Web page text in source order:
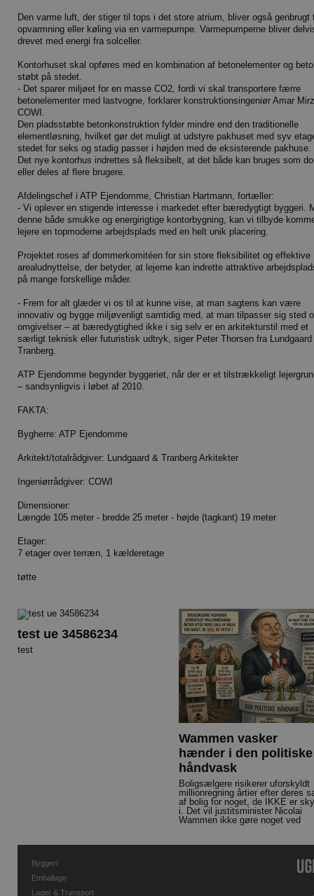
Den varme luft, der stiger til tops i det store atrium, bliver også genbrugt
opvarmning eller køling via en varmepumpe. Varmepumperne bliver
drevet med energi fra solceller.
Kontorhuset skal opføres med en kombination af betonelementer og
støbt på stedet.
- Det sparer miljøet for en masse CO2, fordi vi skal transportere færre
betonelementer med lastvogne, forklarer konstruktionsingeniør Amar
COWI.
Den pladsstøbte betonkonstruktion fylder mindre end den traditionelle
elementløsning, hvilket gør det muligt at udstyre pakhuset med syv
stedet for seks og stadig passer i højden med de eksisterende pakhuse.
Det nye kontorhus indrettes så fleksibelt, at det både kan bruges som
eller deles af flere brugere.
Afdelingschef i ATP Ejendomme, Christian Hartmann, fortæller:
- Vi oplever en stigende interesse i markedet efter bæredygtigt byggeri.
denne både smukke og energirigtige kontorbygning, kan vi tilbyde
lejere en topmoderne arbejdsplads med en helt unik placering.
Projektet roses af dommerkomitéen for sin store fleksibilitet og effektive
arealudnyttelse, der betyder, at lejerne kan indrette attraktive
på mange forskellige måder.
- Frem for alt glæder vi os til at kunne vise, at man sagtens kan være
innovativ og bygge miljøvenligt samtidig med, at man tilpasser sig sted
omgivelser – at bæredygtighed ikke i sig selv er en arkitekturstil med et
særligt teknisk eller futuristisk udtryk, siger Peter Thorsen fra Lundgaard
Tranberg.
ATP Ejendomme begynder byggeriet, når der er et tilstrækkeligt
– sandsynligvis i løbet af 2010.
FAKTA:
Bygherre: ATP Ejendomme
Arkitekt/totalrådgiver: Lundgaard & Tranberg Arkitekter
Ingeniørrådgiver: COWI
Dimensioner:
Længde 105 meter - bredde 25 meter - højde (tagkant) 19 meter
Etager:
7 etager over terræn, 1 kælderetage
tøtte
test ue 34586234
test
Wammen vasker
hænder i den politiske
håndvask
Boligsælgere risikerer uforskyldt
millionregning årtier efter deres
af bolig for noget, de IKKE er
i. Det vil justitsminister Nicolai
Wammen ikke gøre noget ved
Byggeri
Emballage
Lager & Transport